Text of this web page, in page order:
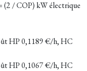
(2 / COP) kW électrique
HP 0,1189 €/h, HC
HP 0,1067 €/h, HC